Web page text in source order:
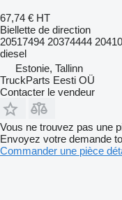
67,74 € HT
Biellette de direction
20517494 20374444
diesel
Estonie, Tallinn
TruckParts Eesti OÜ
Contacter le vendeur
Vous ne trouvez pas une
Envoyez votre demande
Commander une pièce